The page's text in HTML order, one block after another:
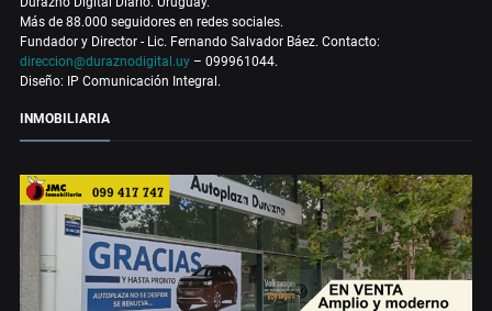
Más de 88.000 seguidores en redes sociales.
Fundador y Director - Lic. Fernando Salvador Báez. Contacto:
direccion@duraznodigital.uy – 099961044.
Diseño: IP Comunicación Integral.
INMOBILIARIA